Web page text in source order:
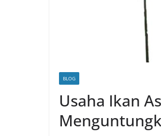
BLOG
Usaha Ikan